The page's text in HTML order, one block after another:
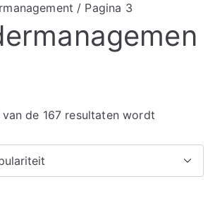
/ Pagina 3
de 167 resultaten wordt